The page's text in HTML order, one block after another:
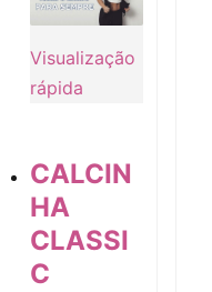
Visualização rápida
Visualização
rápida
CALCIN
HA
CLASSI
C